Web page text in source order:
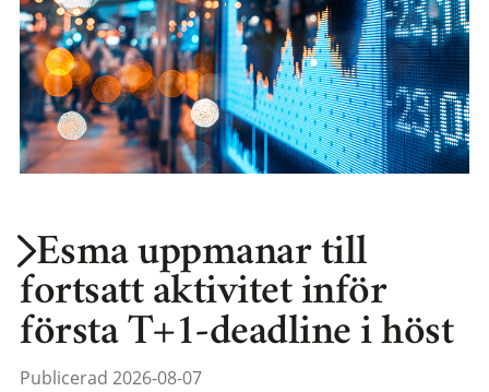
Esma uppmanar till
fortsatt aktivitet inför
första T+1-deadline i höst
Publicerad 2026-08-07